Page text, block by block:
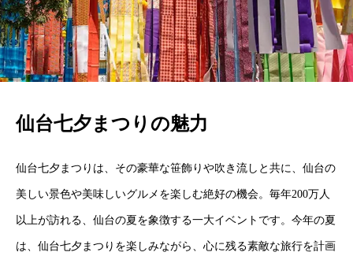
仙台七夕まつりの魅力
仙台七夕まつりは、その豪華な笹飾りや吹き流しと共に、仙台の
美しい景色や美味しいグルメを楽しむ絶好の機会。毎年200万人
以上が訪れる、仙台の夏を象徴する一大イベントです。今年の夏
は、仙台七夕まつりを楽しみながら、心に残る素敵な旅行を計画